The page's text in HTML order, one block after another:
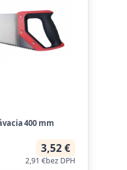
400 mm
3,52 €
2,91 €bez DPH